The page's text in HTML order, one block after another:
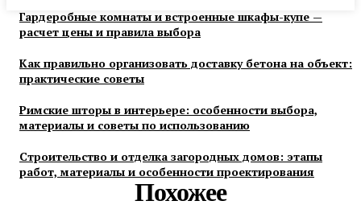
Гардеробные комнаты и встроенные шкафы-купе —
расчет цены и правила выбора
Как правильно организовать доставку бетона на объект:
практические советы
Римские шторы в интерьере: особенности выбора,
материалы и советы по использованию
Строительство и отделка загородных домов: этапы
работ, материалы и особенности проектирования
Похожее